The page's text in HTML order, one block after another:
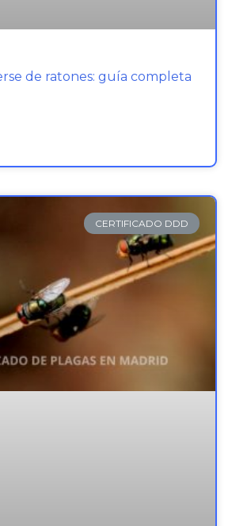
de ratones: guía completa
CERTIFICADO DDD